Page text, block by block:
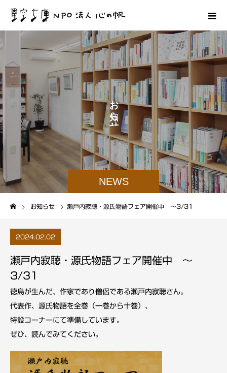
NEWS
お
ら
せ
お知らせ 瀬戸内寂聴・源氏物語フェア開催中 ～3/31
2024.02.02
瀬戸内寂聴・源氏物語フェア開催中 ～
3/31
徳島が生んだ、作家であり僧侶である瀬戸内寂聴さん。
代表作、源氏物語を全巻（一巻から十巻）、
特設コーナーにて準備しています。
ぜひ、読んでみてください。